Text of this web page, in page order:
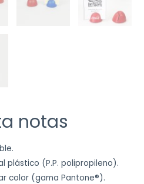
notas
plástico (P.P. polipropileno).
color (gama Pantone®).